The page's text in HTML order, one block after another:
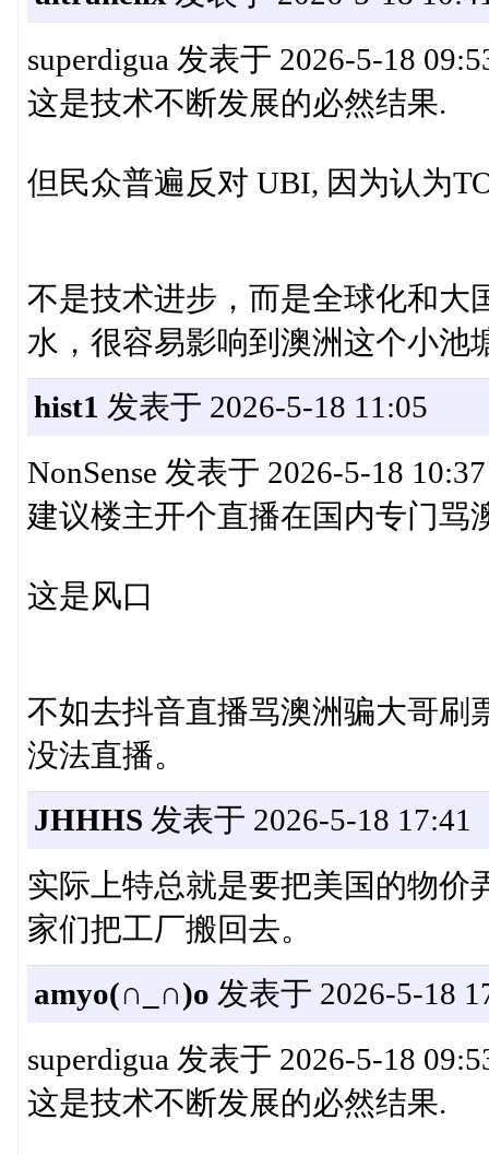
superdigua 发表于 2026-5-18
这是技术不断发展的必然结果.
但民众普遍反对 UBI, 因为认为
不是技术进步，而是全球化和大
水，很容易影响到澳洲这个小池
hist1 发表于 2026-5-18 11:05
NonSense 发表于 2026-5-18 10:37
建议楼主开个直播在国内专门骂
这是风口
不如去抖音直播骂澳洲骗大哥刷
没法直播。
JHHHS 发表于 2026-5-18 17:41
实际上特总就是要把美国的物价
家们把工厂搬回去。
amyo(∩_∩)o 发表于 2026-5-18
superdigua 发表于 2026-5-18
这是技术不断发展的必然结果.